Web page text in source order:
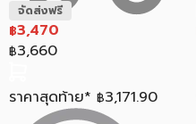
จัดส่งฟรี
฿3,470
฿3,660
ราคาสุดท้าย* ฿3,171.90